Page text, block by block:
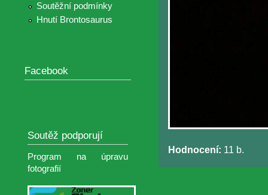
Soutěžní podmínky
Hnutí Brontosaurus
Facebook
Soutěž podporují
Program na úpravu
fotografií
Hodnocení: 11 b.